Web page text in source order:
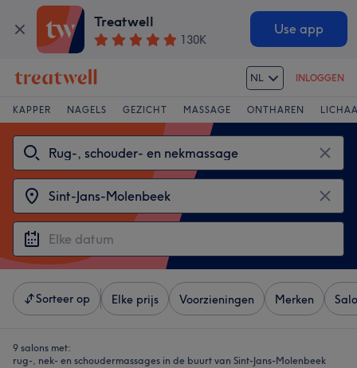
Treatwell
130K
Use app
NL INLOGGEN
KAPPER NAGELS GEZICHT MASSAGE ONTHAREN
Sorteer op Elke prijs Voorzieningen Merken
9 salons met:
rug-, nek- en schoudermassages in de buurt van Sint-Jans-Molenbeek